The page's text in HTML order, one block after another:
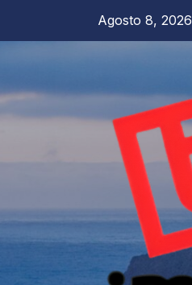
Agosto 8, 2026